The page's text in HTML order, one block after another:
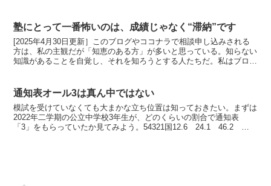
塾にとって一番怖いのは、成績じゃなく“滞納”です
[2025年4月30日更新］このブログやココナラで相談申し込みされる
方は、私の主観だが「知恵のある方」が多いと思っている。知らない
知識があることを自覚し、それを知ろうとする人たちだ。私はブログ
通知表オール3は真ん中ではない
模試を受けていなくても大まかな立ち位置は知っておきたい。まずは
2022年二学期の公立中学校3年生が、どのくらいの割合で通知表
「3」をもらっていたか見てみよう。54321国12.6 24.1 46.2